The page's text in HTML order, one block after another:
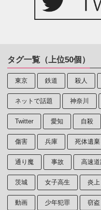
タグ一覧（上位50個）
東京 鉄道 殺人
ネットで話題 神奈川
Twitter 愛知 自殺
傷害 兵庫 死体遺棄
通り魔 事故 高速
茨城 女子高生 炎上
動画 少年犯罪 窃盗